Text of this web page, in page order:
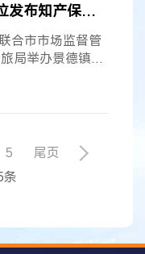
456件），审结
解撤诉率为
景德镇知产法庭联合多家单位发布知产保护
合市市场监督管
局举办景德镇市
布白皮书和
副书记、副院
者提问。景德镇
新闻发布会。 景
知识产权
5
尾页